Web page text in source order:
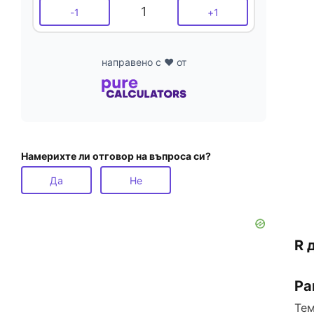
-1 1 +1
направено с ❤️ от
Намерихте ли отговор на въпроса си?
Да Не
R